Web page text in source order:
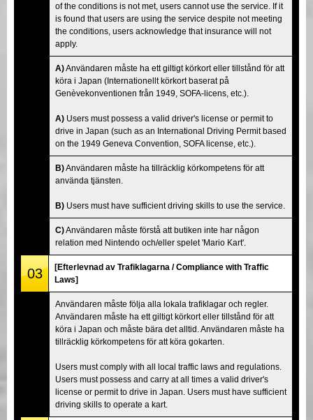
of the conditions is not met, users cannot use the service. If it
is found that users are using the service despite not meeting
the conditions, users acknowledge that insurance will not
apply.
A)Användaren måste ha ett giltigt körkort eller tillstånd för att
köra i Japan (Internationellt körkort baserat på
Genèvekonventionen från 1949, SOFA-licens, etc.).
A) Users must possess a valid driver's license or permit to
drive in Japan (such as an International Driving Permit based
on the 1949 Geneva Convention, SOFA license, etc.).
B)Användaren måste ha tillräcklig körkompetens för att
använda tjänsten.
B) Users must have sufficient driving skills to use the service.
C)Användaren måste förstå att butiken inte har någon
relation med Nintendo och/eller spelet 'Mario Kart'.
03
[Efterlevnad av Trafiklagarna / Compliance with Traffic
Laws]
Användaren måste följa alla lokala trafiklagar och regler.
Användaren måste ha ett giltigt körkort eller tillstånd för att
köra i Japan och måste bära det alltid. Användaren måste ha
tillräcklig körkompetens för att köra gokarten.
Users must comply with all local traffic laws and regulations.
Users must possess and carry at all times a valid driver's
license or permit to drive in Japan. Users must have sufficient
driving skills to operate a kart.